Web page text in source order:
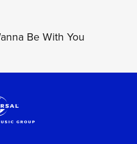
Be With You